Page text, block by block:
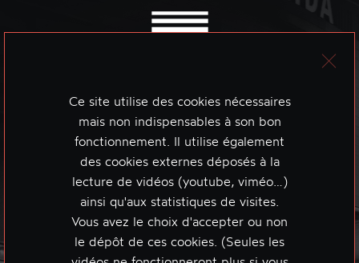
Ce site utilise des cookies nécessaires
mais non indispensables à son bon
fonctionnement. Il utilise également
des cookies externes déposés à la
lecture de vidéos (youtube, viméo…)
ainsi qu'aux statistiques de visites.
Vous avez le choix d'accepter ou non
le dépôt de ces cookies. (Seules les